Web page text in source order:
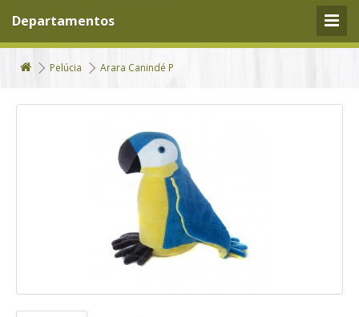
Departamentos
Pelúcia Arara Canindé P